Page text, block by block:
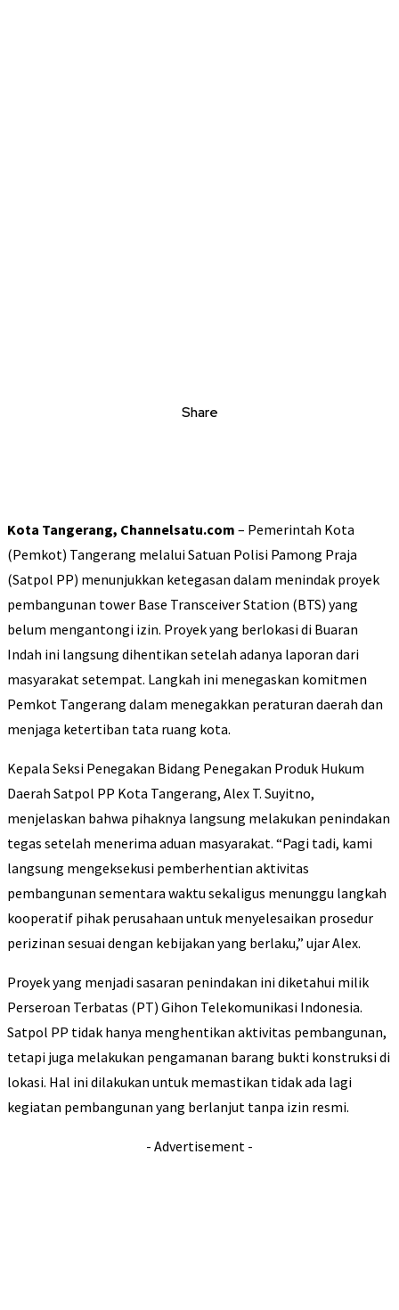
Share
Kota Tangerang, Channelsatu.com – Pemerintah Kota
(Pemkot) Tangerang melalui Satuan Polisi Pamong Praja
(Satpol PP) menunjukkan ketegasan dalam menindak proyek
pembangunan tower Base Transceiver Station (BTS) yang
belum mengantongi izin. Proyek yang berlokasi di Buaran
Indah ini langsung dihentikan setelah adanya laporan dari
masyarakat setempat. Langkah ini menegaskan komitmen
Pemkot Tangerang dalam menegakkan peraturan daerah dan
menjaga ketertiban tata ruang kota.
Kepala Seksi Penegakan Bidang Penegakan Produk Hukum
Daerah Satpol PP Kota Tangerang, Alex T. Suyitno,
menjelaskan bahwa pihaknya langsung melakukan penindakan
tegas setelah menerima aduan masyarakat. “Pagi tadi, kami
langsung mengeksekusi pemberhentian aktivitas
pembangunan sementara waktu sekaligus menunggu langkah
kooperatif pihak perusahaan untuk menyelesaikan prosedur
perizinan sesuai dengan kebijakan yang berlaku,” ujar Alex.
Proyek yang menjadi sasaran penindakan ini diketahui milik
Perseroan Terbatas (PT) Gihon Telekomunikasi Indonesia.
Satpol PP tidak hanya menghentikan aktivitas pembangunan,
tetapi juga melakukan pengamanan barang bukti konstruksi di
lokasi. Hal ini dilakukan untuk memastikan tidak ada lagi
kegiatan pembangunan yang berlanjut tanpa izin resmi.
- Advertisement -